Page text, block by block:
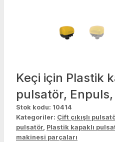
Keçi için Plastik
pulsatör,
Stok kodu: 10414
Kategoriler: Çift çıkışlı
pulsatör, Plastik kapaklı
makinesi parçaları